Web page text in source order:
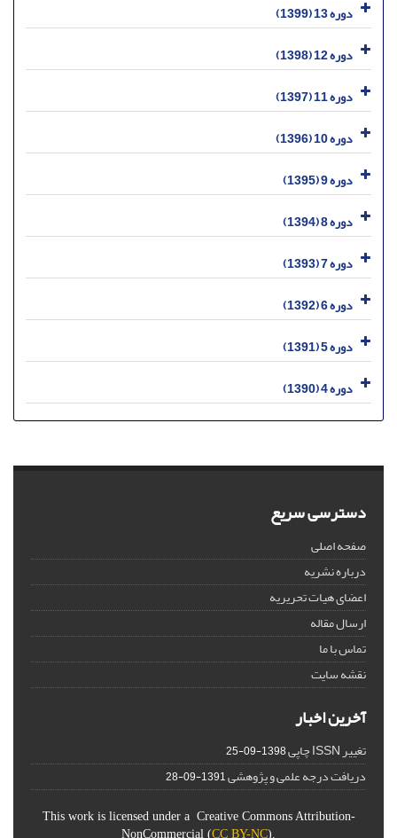
دوره 13 (1399)
دوره 12 (1398)
دوره 11 (1397)
دوره 10 (1396)
دوره 9 (1395)
دوره 8 (1394)
دوره 7 (1393)
دوره 6 (1392)
دوره 5 (1391)
دوره 4 (1390)
دسترسی سریع
صفحه اصلی
درباره نشریه
اعضای هیات تحریریه
ارسال مقاله
تماس با ما
نقشه سایت
آخرین اخبار
تغییر ISSN چاپی 1398-09-25
دریافت درجه علمی و پژوهشی1391-09-28
This work is licensed under a Creative Commons Attribution-
NonCommercial (CC BY-NC).